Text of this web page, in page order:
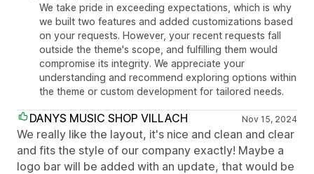
We take pride in exceeding expectations, which is why
we built two features and added customizations based
on your requests. However, your recent requests fall
outside the theme's scope, and fulfilling them would
compromise its integrity. We appreciate your
understanding and recommend exploring options within
the theme or custom development for tailored needs.
DANYS MUSIC SHOP VILLACH Nov 15, 2024
We really like the layout, it's nice and clean and clear
and fits the style of our company exactly! Maybe a
logo bar will be added with an update, that would be